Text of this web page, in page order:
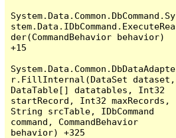
System.Data.Common.DbCommand.Sy
stem.Data.IDbCommand.ExecuteRea
der(CommandBehavior behavior)
+15
System.Data.Common.DbDataAdapte
r.FillInternal(DataSet dataset,
DataTable[] datatables, Int32
startRecord, Int32 maxRecords,
String srcTable, IDbCommand
command, CommandBehavior
behavior) +325